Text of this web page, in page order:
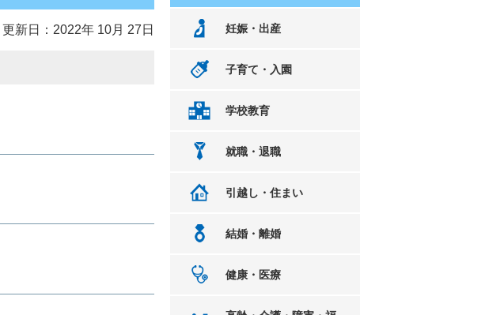
更新日：2022年 10月 27日 妊娠・出産
子育て・入園
学校教育
就職・退職
引越し・住まい
結婚・離婚
健康・医療